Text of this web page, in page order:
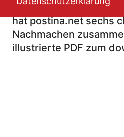
gleichzeitig nicht zu
hat postina.net sechs
Nachmachen
illustrierte PDF zum